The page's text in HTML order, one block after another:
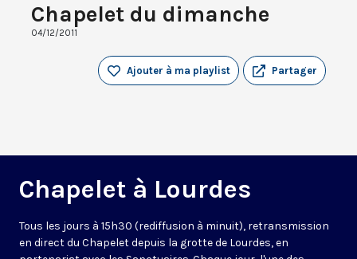
Chapelet du dimanche
04/12/2011
Partager
Ajouter à ma playlist
Chapelet à Lourdes
Tous les jours à 15h30 (rediffusion à minuit), retransmission
en direct du Chapelet depuis la grotte de Lourdes, en